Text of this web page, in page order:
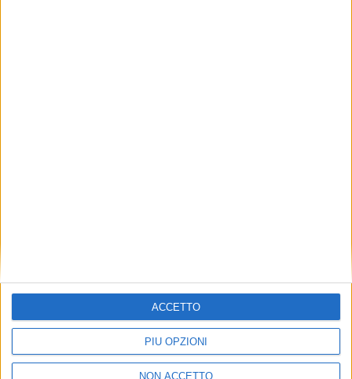
PIÙ OPZIONI
NON ACCETTO
ACCETTO